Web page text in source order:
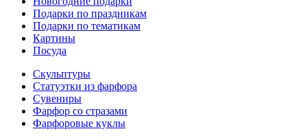
Подарки по праздникам
Подарки по тематикам
Картины
Посуда
Скульптуры
Статуэтки из фарфора
Сувениры
Фарфор со стразами
Фарфоровые куклы